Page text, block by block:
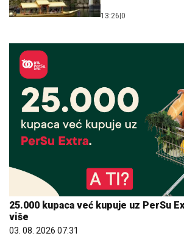
13:26 0
25.000 kupaca već kupuje uz PerSu
više
03. 08. 2026 07:31